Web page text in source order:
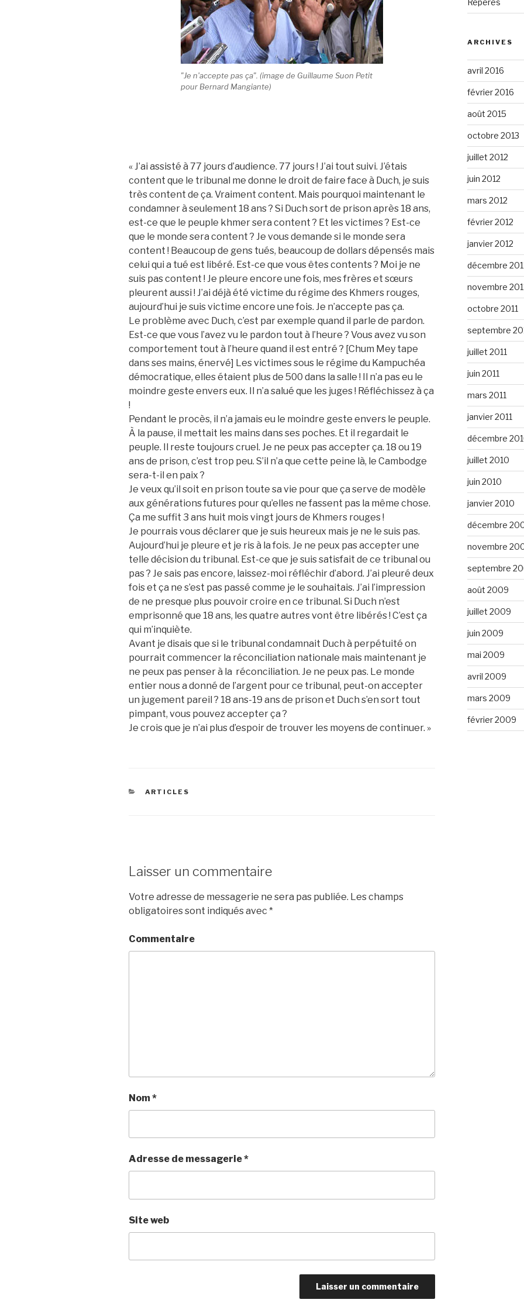
"Je n'accepte pas ça". (image de Guillaume Suon Petit
pour Bernard Mangiante)
« J’ai assisté à 77 jours d’audience. 77 jours ! J’ai tout suivi. J’étais
content que le tribunal me donne le droit de faire face à Duch, je suis
très content de ça. Vraiment content. Mais pourquoi maintenant le
condamner à seulement 18 ans ? Si Duch sort de prison après 18 ans,
est-ce que le peuple khmer sera content ? Et les victimes ? Est-ce
que le monde sera content ? Je vous demande si le monde sera
content ! Beaucoup de gens tués, beaucoup de dollars dépensés mais
celui qui a tué est libéré. Est-ce que vous êtes contents ? Moi je ne
suis pas content ! Je pleure encore une fois, mes frères et sœurs
pleurent aussi ! J’ai déjà été victime du régime des Khmers rouges,
aujourd’hui je suis victime encore une fois. Je n’accepte pas ça.
Le problème avec Duch, c’est par exemple quand il parle de pardon.
Est-ce que vous l’avez vu le pardon tout à l’heure ? Vous avez vu son
comportement tout à l’heure quand il est entré ? [Chum Mey tape
dans ses mains, énervé] Les victimes sous le régime du Kampuchéa
démocratique, elles étaient plus de 500 dans la salle ! Il n’a pas eu le
moindre geste envers eux. Il n’a salué que les juges ! Réfléchissez à ça
!
Pendant le procès, il n’a jamais eu le moindre geste envers le peuple.
À la pause, il mettait les mains dans ses poches. Et il regardait le
peuple. Il reste toujours cruel. Je ne peux pas accepter ça. 18 ou 19
ans de prison, c’est trop peu. S’il n’a que cette peine là, le Cambodge
sera-t-il en paix ?
Je veux qu’il soit en prison toute sa vie pour que ça serve de modèle
aux générations futures pour qu’elles ne fassent pas la même chose.
Ça me suffit 3 ans huit mois vingt jours de Khmers rouges !
Je pourrais vous déclarer que je suis heureux mais je ne le suis pas.
Aujourd’hui je pleure et je ris à la fois. Je ne peux pas accepter une
telle décision du tribunal. Est-ce que je suis satisfait de ce tribunal ou
pas ? Je sais pas encore, laissez-moi réfléchir d’abord. J’ai pleuré deux
fois et ça ne s’est pas passé comme je le souhaitais. J’ai l’impression
de ne presque plus pouvoir croire en ce tribunal. Si Duch n’est
emprisonné que 18 ans, les quatre autres vont être libérés ! C’est ça
qui m’inquiète.
Avant je disais que si le tribunal condamnait Duch à perpétuité on
pourrait commencer la réconciliation nationale mais maintenant je
ne peux pas penser à la réconciliation. Je ne peux pas. Le monde
entier nous a donné de l’argent pour ce tribunal, peut-on accepter
un jugement pareil ? 18 ans-19 ans de prison et Duch s’en sort tout
pimpant, vous pouvez accepter ça ?
Je crois que je n’ai plus d’espoir de trouver les moyens de continuer. »
CATÉGORIES
ARTICLES
Laisser un commentaire
Votre adresse de messagerie ne sera pas publiée. Les champs
obligatoires sont indiqués avec *
Commentaire
Nom*
Adresse de messagerie*
Site web
Repères
ARCHIVES
avril 2016
février 2016
août 2015
octobre 2013
juillet 2012
juin 2012
mars 2012
février 2012
janvier 2012
décembre
novembre
octobre 2011
septembre
juillet 2011
juin 2011
mars 2011
janvier 2011
décembre
juillet 2010
juin 2010
janvier 2010
décembre
novembre
septembre
août 2009
juillet 2009
juin 2009
mai 2009
avril 2009
mars 2009
février 2009